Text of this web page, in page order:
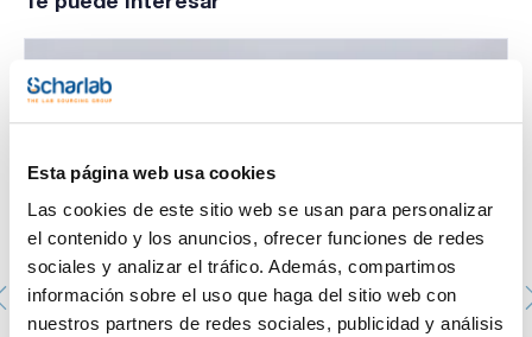
Esta página web usa cookies
Las cookies de este sitio web se usan para personalizar
el contenido y los anuncios, ofrecer funciones de redes
sociales y analizar el tráfico. Además, compartimos
información sobre el uso que haga del sitio web con
nuestros partners de redes sociales, publicidad y análisis